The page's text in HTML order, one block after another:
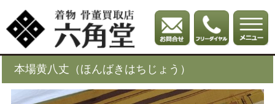
本場黄八丈（ほんばきはちじょう）